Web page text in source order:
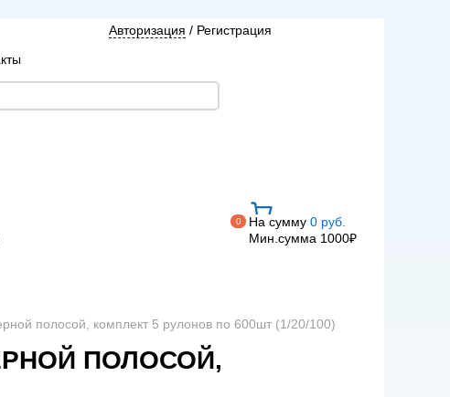
Авторизация / Регистрация
0 На сумму 0 руб.
Мин.сумма 1000₽
полосой, комплект 5 рулонов по 600шт (1/20/100)
ПОЛОСОЙ,